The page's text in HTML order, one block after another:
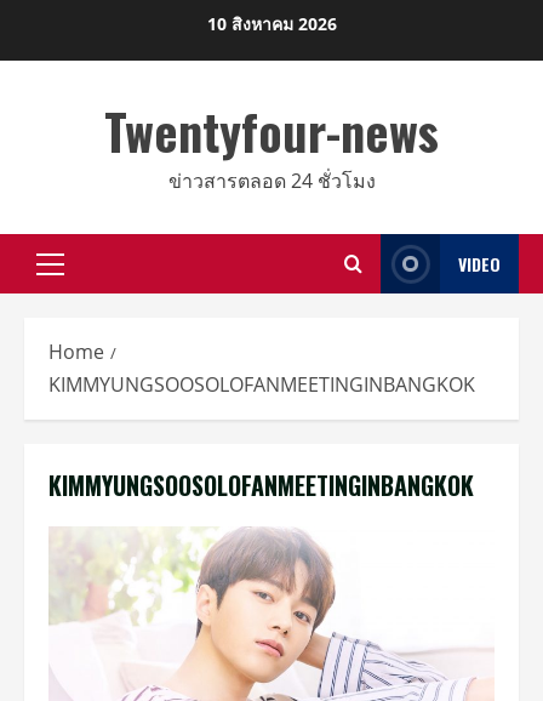
10 สิงหาคม 2026
Twentyfour-news
ข่าวสารตลอด 24 ชั่วโมง
Primary
VIDEO
Home
KIMMYUNGSOOSOLOFANMEETINGINBANGKOK
KIMMYUNGSOOSOLOFANMEETINGINBANGKOK